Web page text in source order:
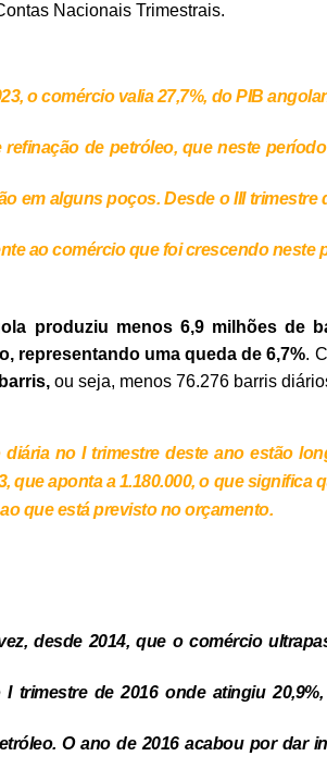
Nacionais Trimestrais.
o comércio valia 27,7%, do PIB
de petróleo, que neste
em alguns poços. Desde o III trimestre
ao comércio que foi crescendo neste
produziu menos 6,9 milhões de
representando uma queda de 6,7%.
ou seja, menos 76.276 barris
no I trimestre deste ano estão
que aponta a 1.180.000, o que significa
que está previsto no orçamento.
desde 2014, que o comércio
trimestre de 2016 onde atingiu
O ano de 2016 acabou por dar